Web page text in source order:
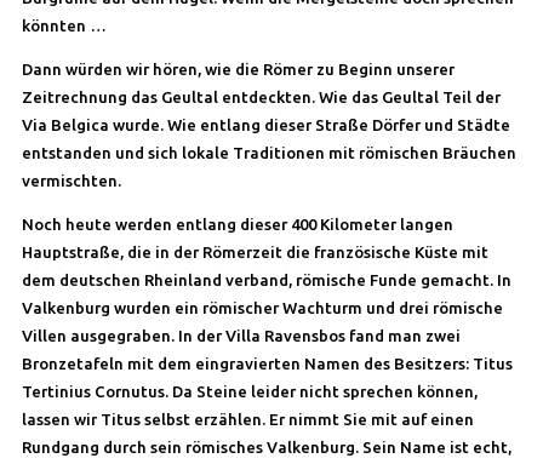
könnten …
Dann würden wir hören, wie die Römer zu Beginn unserer
Zeitrechnung das Geultal entdeckten. Wie das Geultal Teil der
Via Belgica wurde. Wie entlang dieser Straße Dörfer und Städte
entstanden und sich lokale Traditionen mit römischen Bräuchen
vermischten.
Noch heute werden entlang dieser 400 Kilometer langen
Hauptstraße, die in der Römerzeit die französische Küste mit
dem deutschen Rheinland verband, römische Funde gemacht. In
Valkenburg wurden ein römischer Wachturm und drei römische
Villen ausgegraben. In der Villa Ravensbos fand man zwei
Bronzetafeln mit dem eingravierten Namen des Besitzers: Titus
Tertinius Cornutus. Da Steine leider nicht sprechen können,
lassen wir Titus selbst erzählen. Er nimmt Sie mit auf einen
Rundgang durch sein römisches Valkenburg. Sein Name ist echt,